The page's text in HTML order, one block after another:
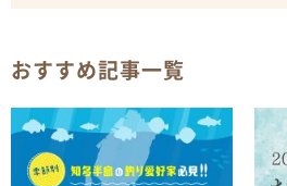
おすすめ記事一覧